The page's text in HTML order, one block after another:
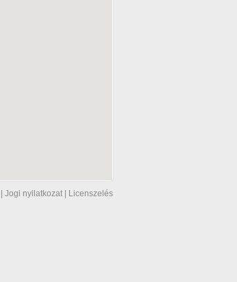
Jogi nyilatkozat Licenszelés